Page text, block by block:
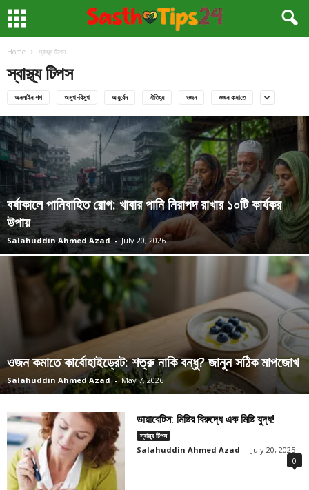
Home স্বাস্থ্য টিপস
স্বাস্থ্য টিপস
অনলাইন শপ অসুখ-বিসুখ আয়ুর্বেদ ঐতিহ্য ওজন ওজন কমাতে
বর্ষাকালে পানিবাহিত রোগ: খাবার পানি নিরাপদ রাখার ১০টি কার্যকর
উপায়
Salahuddin Ahmed Azad - July 20, 2026
ওজন কমাতে কার্বোহাইড্রেট: শত্রু নাকি বন্ধু? জানুন সঠিক মাপজোখ
Salahuddin Ahmed Azad - May 7, 2026
ডায়াবেটিস: মিষ্টির বিরুদ্ধে এক মিষ্টি যুদ্ধ!
স্বাস্থ্য টিপস
Salahuddin Ahmed Azad - July 20, 2025
0